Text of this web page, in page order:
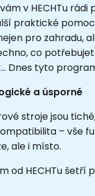
v HECHTu
praktické
pro zahradu,
co
Dnes tyto
a úsporné
stroje jsou
– vše
ale i místo.
od HECHTu šetří